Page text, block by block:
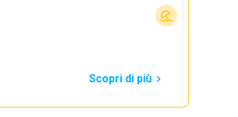
Scopri di più